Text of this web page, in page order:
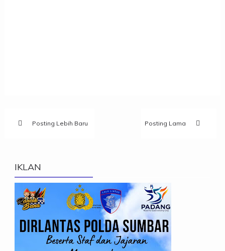
Posting Lebih Baru Posting Lama
IKLAN